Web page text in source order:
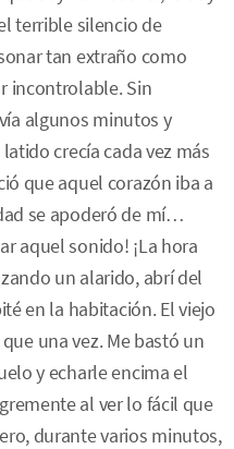
terrible silencio de
tan extraño como
incontrolable. Sin
algunos minutos y
crecía cada vez más
que aquel corazón iba a
se apoderó de mí…
aquel sonido! ¡La hora
un alarido, abrí del
en la habitación. El viejo
una vez. Me bastó un
y echarle encima el
al ver lo fácil que
durante varios minutos,